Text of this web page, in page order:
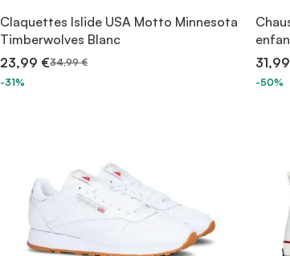
Claquettes Islide USA Motto Minnesota
Timberwolves Blanc
23,99 €34,99 €
-31%
-50%